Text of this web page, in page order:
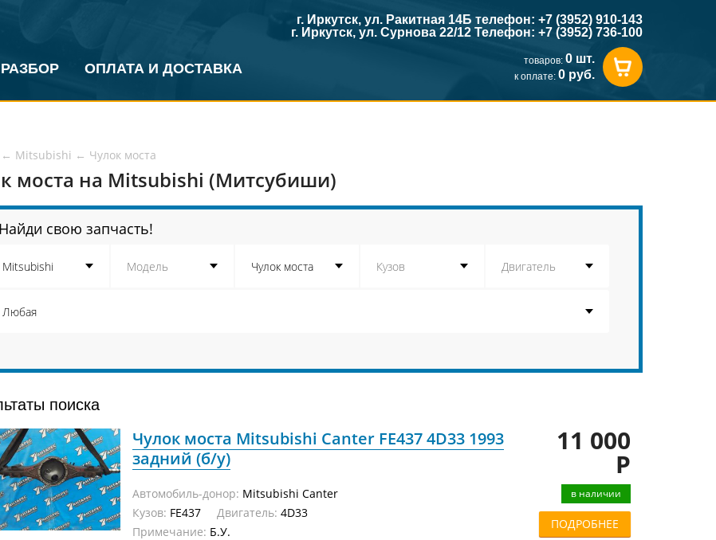
ОПЛАТА И ДОСТАВКА
г. Иркутск, ул. Ракитная 14Б телефон: +7 (3952) 910-143
г. Иркутск, ул. Сурнова 22/12 Телефон: +7 (3952) 736-100
товаров: 0 шт.
к оплате: 0 руб.
← Mitsubishi ← Чулок моста
моста на Mitsubishi (Митсубиши)
Найди свою запчасть!
поиска
Чулок моста Mitsubishi Canter FE437 4D33 1993
задний (б/у)
Автомобиль-донор: Mitsubishi Canter
Кузов: FE437 Двигатель: 4D33
Примечание: Б.У.
11 000
Р
в наличии
ПОДРОБНЕЕ